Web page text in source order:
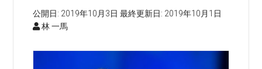
公開日: 2019年10月3日 最終更新日: 2019年10月1日
林 一馬